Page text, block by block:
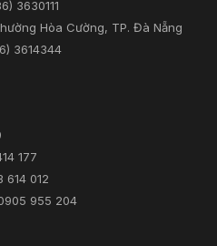
3630111
Hòa Cường, TP. Đà Nẵng
3614344
177
012
955 204